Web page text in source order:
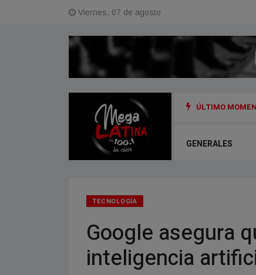
Viernes, 07 de agosto
ÚLTIMO
GENERALES
TECNOLOGÍA
Google asegura
inteligencia